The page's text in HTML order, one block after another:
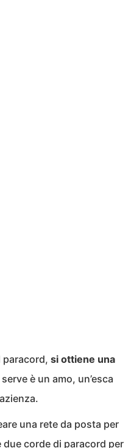
paracord, si ottiene una
è un amo, un’esca
una rete da posta per
corde di paracord per